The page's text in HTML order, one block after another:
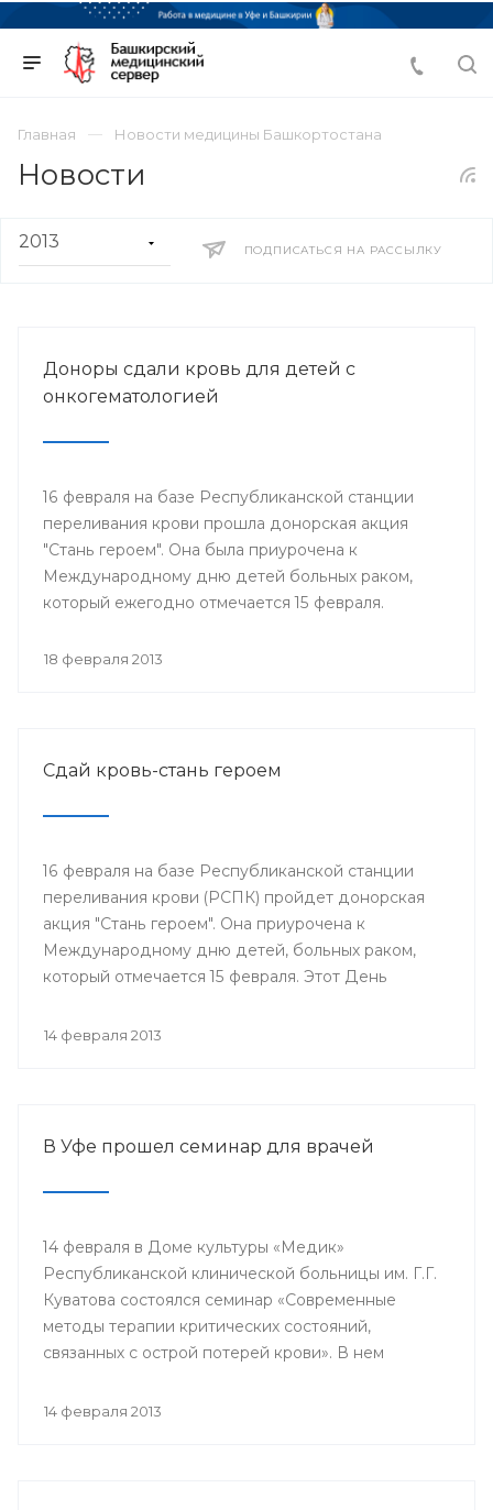
Главная Новости медицины Башкортостана
Новости
ПОДПИСАТЬСЯ НА РАССЫЛКУ
Доноры сдали кровь для детей с
онкогематологией
16 февраля на базе Республиканской станции
переливания крови прошла донорская акция
"Стань героем". Она была приурочена к
Международному дню детей больных раком,
который ежегодно отмечается 15 февраля.
18 февраля 2013
Сдай кровь-стань героем
16 февраля на базе Республиканской станции
переливания крови (РСПК) пройдет донорская
акция "Стань героем". Она приурочена к
Международному дню детей, больных раком,
который отмечается 15 февраля. Этот День
патронатом Международного общества детских
14 февраля 2013
В Уфе прошел семинар для врачей
14 февраля в Доме культуры «Медик»
Республиканской клинической больницы им. Г.Г.
Куватова состоялся семинар «Современные
методы терапии критических состояний,
связанных с острой потерей крови». В нем
лечебной работе, акушеры-гинекологи, хирурги,
14 февраля 2013